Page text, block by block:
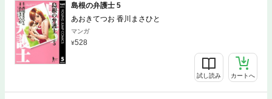
島根の弁護士 5
あおきてつお 香川まさひと
マンガ
528
試し読み カートへ